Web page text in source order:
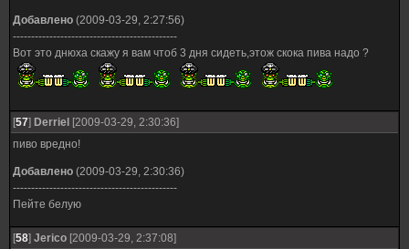
Добавлено (2009-03-29, 2:27:56)
---------------------------------------------
Вот это днюха скажу я вам чтоб 3 дня сидеть,этож скока пива надо ?
[57] Derriel [2009-03-29, 2:30:36]
пиво вредно!
Добавлено (2009-03-29, 2:30:36)
---------------------------------------------
Пейте белую
[58] Jerico [2009-03-29, 2:37:08]